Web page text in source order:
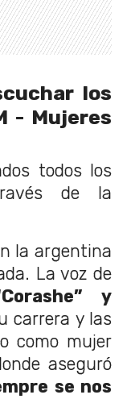
los
- Mujeres
todos los
de la
la argentina
La voz de
y
carrera y las
como mujer
aseguró
se nos